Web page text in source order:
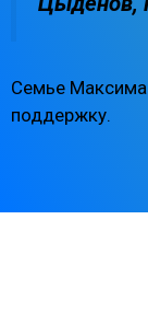
Семье
поддержку.